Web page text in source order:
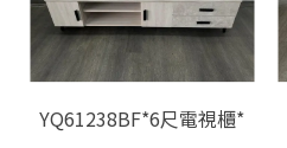
YQ61238BF*6尺電視櫃*